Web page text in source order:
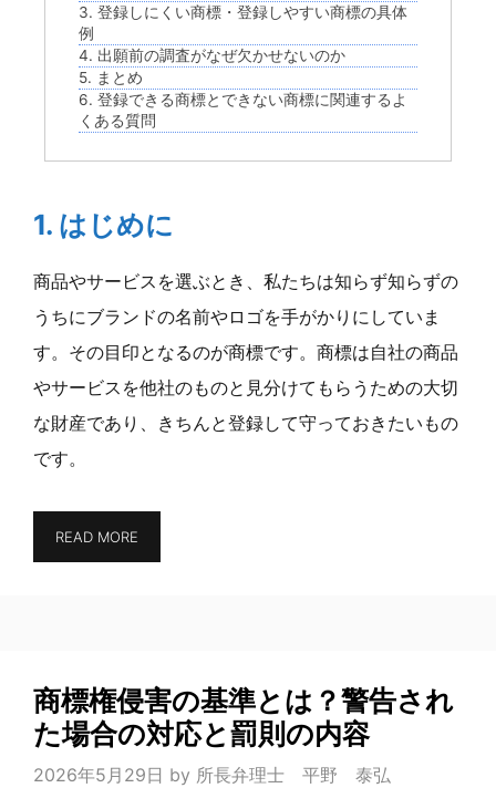
3. 登録しにくい商標・登録しやすい商標の具体
例
4. 出願前の調査がなぜ欠かせないのか
5. まとめ
6. 登録できる商標とできない商標に関連するよ
くある質問
1. はじめに
商品やサービスを選ぶとき、私たちは知らず知らずの
うちにブランドの名前やロゴを手がかりにしていま
す。その目印となるのが商標です。商標は自社の商品
やサービスを他社のものと見分けてもらうための大切
な財産であり、きちんと登録して守っておきたいもの
です。
READ MORE
商標権侵害の基準とは？警告され
た場合の対応と罰則の内容
2026年5月29日 by 所長弁理士 平野 泰弘